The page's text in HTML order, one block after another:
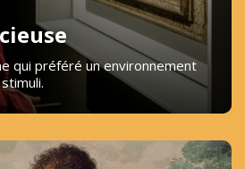
qui préféré un environnement